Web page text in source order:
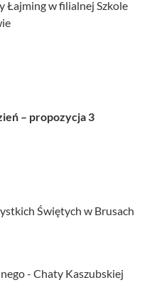
Łajming w filialnej Szkole
– propozycja 3
Świętych w Brusach
- Chaty Kaszubskiej